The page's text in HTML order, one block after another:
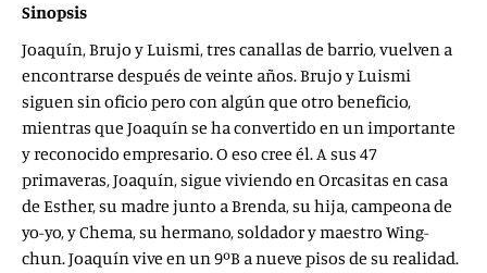
Sinopsis
Joaquín, Brujo y Luismi, tres canallas de barrio, vuelven a
encontrarse después de veinte años. Brujo y Luismi
siguen sin oficio pero con algún que otro beneficio,
mientras que Joaquín se ha convertido en un importante
y reconocido empresario. O eso cree él. A sus 47
primaveras, Joaquín, sigue viviendo en Orcasitas en casa
de Esther, su madre junto a Brenda, su hija, campeona de
yo-yo, y Chema, su hermano, soldador y maestro Wing-
chun. Joaquín vive en un 9ºB a nueve pisos de su realidad.